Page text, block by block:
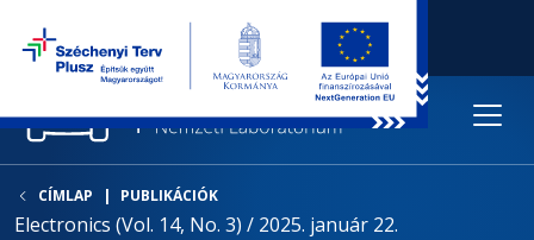
CÍMLAP PUBLIKÁCIÓK
Electronics (Vol. 14, No. 3) / 2025. január 22.